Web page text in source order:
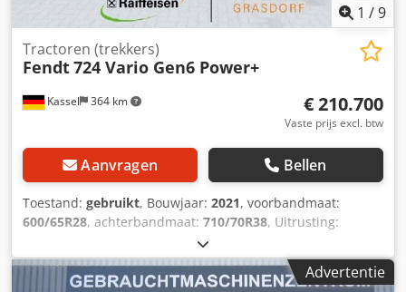
1 /9
Kassel 364 km
Tractoren (trekkers)
Fendt724 Vario Gen6 Power+
€ 210.700
Vaste prijs excl. btw
Aanvragen Bellen
Toestand: gebruikt, Bouwjaar: 2021, voorbandmaat:
600/65R28, achterbandmaat: 710/70R38, Uitrusting:
Advertentie